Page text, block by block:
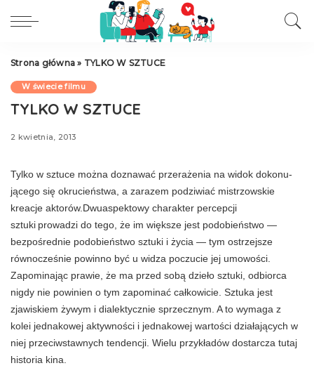
Strona główna » TYLKO W SZTUCE
W świecie filmu
TYLKO W SZTUCE
2 kwietnia, 2013
Tylko w sztuce można doznawać przerażenia na widok dokonu­
jącego się okrucieństwa, a zarazem podziwiać mistrzowskie
kreacje aktorów.Dwuaspektowy charakter percepcji
sztuki prowadzi do tego, że im większe jest podobień­stwo —
bezpośrednie podobieństwo sztuki i życia — tym ostrzejsze
równocześnie powinno być u widza poczucie jej umowości.
Zapomi­nając prawie, że ma przed sobą dzieło sztu­ki, odbiorca
nigdy nie powinien o tym zapomi­nać całkowicie. Sztuka jest
zjawiskiem żywym i dialektycznie sprzecznym. A to wy­maga z
kolei jednakowej aktywności i jednako­wej wartości działających w
niej przeciwstaw­nych tendencji. Wielu przykładów dostarcza tutaj
historia kina.